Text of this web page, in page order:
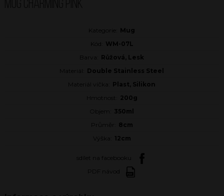
Kategorie:
Mug
Kód:
WM-07L
Barva:
Růžová, Lesk
Materiál:
Double Stainless Steel
Materiál víčka:
Plast, Silikon
Hmotnost:
200g
Objem:
350ml
Průměr:
8cm
Výška:
12cm
sdílet na facebooku
PDF návod